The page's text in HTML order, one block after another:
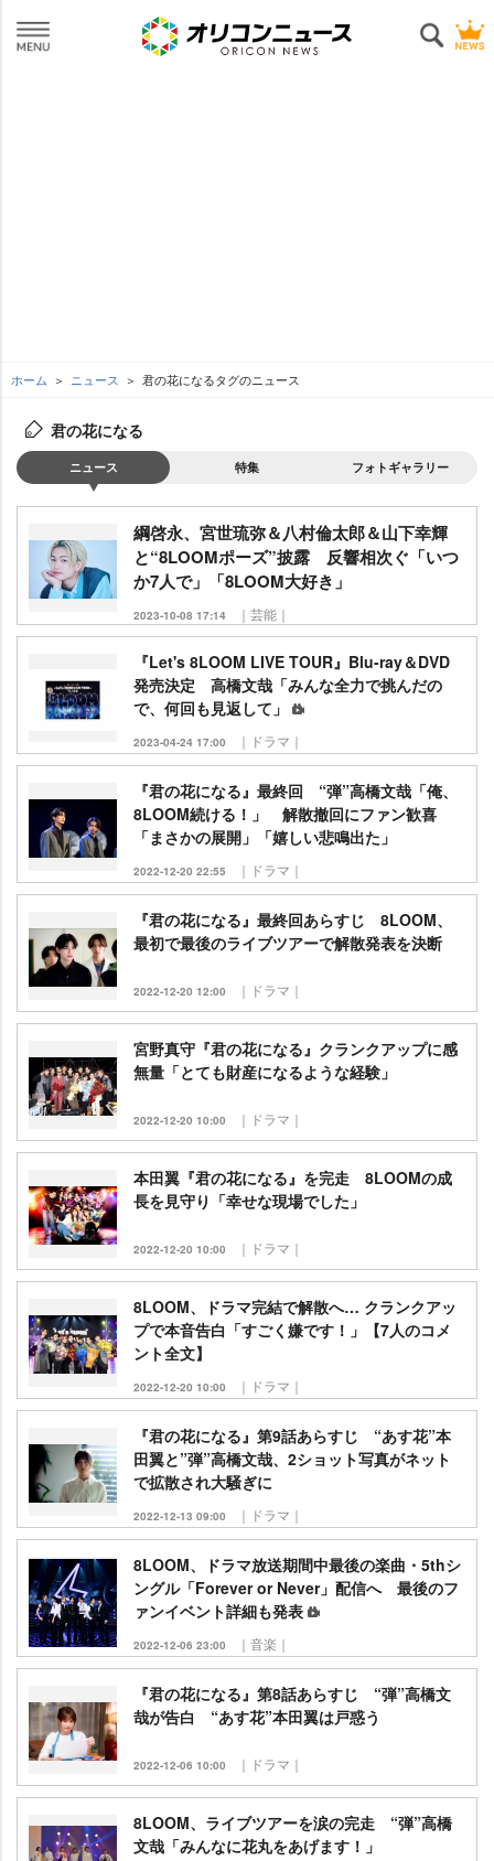
ホーム ニュース 君の花になるタグのニュース
君の花になる
ニュース 特集 フォトギャラリー
綱啓永、宮世琉弥＆八村倫太郎＆山下幸輝
と“8LOOMポーズ”披露 反響相次ぐ「いつ
か7人で」「8LOOM大好き」
2023-10-08 17:14 ｜芸能｜
『Let's 8LOOM LIVE TOUR』Blu-ray＆DVD
発売決定 高橋文哉「みんな全力で挑んだの
で、何回も見返して」
2023-04-24 17:00 ｜ドラマ｜
『君の花になる』最終回 “弾”高橋文哉「俺、
8LOOM続ける！」 解散撤回にファン歓喜
「まさかの展開」「嬉しい悲鳴出た」
2022-12-20 22:55 ｜ドラマ｜
『君の花になる』最終回あらすじ 8LOOM、
最初で最後のライブツアーで解散発表を決断
2022-12-20 12:00 ｜ドラマ｜
宮野真守『君の花になる』クランクアップに感
無量「とても財産になるような経験」
2022-12-20 10:00 ｜ドラマ｜
本田翼『君の花になる』を完走 8LOOMの成
長を見守り「幸せな現場でした」
2022-12-20 10:00 ｜ドラマ｜
8LOOM、ドラマ完結で解散へ… クランクアッ
プで本音告白「すごく嫌です！」【7人のコメ
ント全文】
2022-12-20 10:00 ｜ドラマ｜
『君の花になる』第9話あらすじ “あす花”本
田翼と”弾”高橋文哉、2ショット写真がネット
で拡散され大騒ぎに
2022-12-13 09:00 ｜ドラマ｜
8LOOM、ドラマ放送期間中最後の楽曲・5thシ
ングル「Forever or Never」配信へ 最後のフ
ァンイベント詳細も発表
2022-12-06 23:00 ｜音楽｜
『君の花になる』第8話あらすじ “弾”高橋文
哉が告白 “あす花”本田翼は戸惑う
2022-12-06 10:00 ｜ドラマ｜
8LOOM、ライブツアーを涙の完走 “弾”高橋
文哉「みんなに花丸をあげます！」